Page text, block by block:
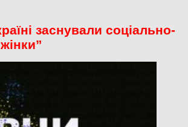
заснували соціально-